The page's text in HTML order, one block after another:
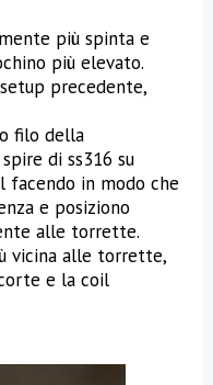
più spinta e
più elevato.
precedente,
filo della
di ss316 su
facendo in modo che
e posiziono
alle torrette.
vicina alle torrette,
e la coil